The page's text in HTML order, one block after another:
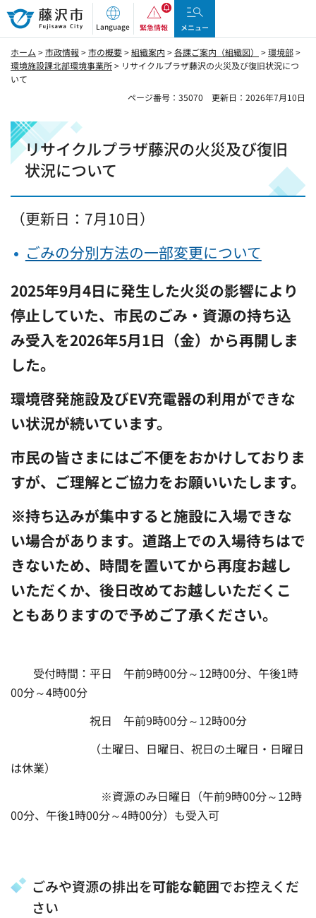
藤沢市
Language 緊急情報 メニュー
ホーム >市政情報 >市の概要>組織案内 >各課ご案内（組織図） >環境部>
環境施設課北部環境事業所> リサイクルプラザ藤沢の火災及び復旧状況につ
いて
ページ番号：35070
更新日：2026年7月10日
リサイクルプラザ藤沢の火災及び復旧
状況について
（更新日：7月10日）
ごみの分別方法の一部変更について
2025年9月4日に発生した火災の影響により
停止していた、市民のごみ・資源の持ち込
み受入を2026年5月1日（金）から再開しま
した。
環境啓発施設及びEV充電器の利用ができな
い状況が続いています。
市民の皆さまにはご不便をおかけしておりま
すが、ご理解とご協力をお願いいたします。
※持ち込みが集中すると施設に入場できな
い場合があります。道路上での入場待ちはで
きないため、時間を置いてから再度お越し
いただくか、後日改めてお越しいただくこ
ともありますので予めご了承ください。
受付時間：平日 午前9時00分～12時00分、午後1時
00分～4時00分
祝日 午前9時00分～12時00分
（土曜日、日曜日、祝日の土曜日・日曜日
は休業）
※資源のみ日曜日（午前9時00分～12時
00分、午後1時00分～4時00分）も受入可
ごみや資源の排出を可能な範囲でお控えくだ
さい